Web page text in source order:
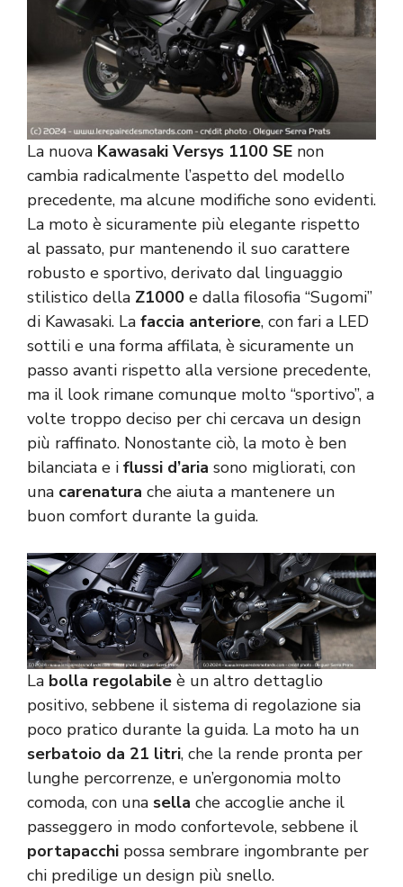
La nuova Kawasaki Versys 1100 SE non
cambia radicalmente l’aspetto del modello
precedente, ma alcune modifiche sono evidenti.
La moto è sicuramente più elegante rispetto
al passato, pur mantenendo il suo carattere
robusto e sportivo, derivato dal linguaggio
stilistico della Z1000 e dalla filosofia “Sugomi”
di Kawasaki. La faccia anteriore, con fari a LED
sottili e una forma affilata, è sicuramente un
passo avanti rispetto alla versione precedente,
ma il look rimane comunque molto “sportivo”, a
volte troppo deciso per chi cercava un design
più raffinato. Nonostante ciò, la moto è ben
bilanciata e i flussi d’aria sono migliorati, con
una carenatura che aiuta a mantenere un
buon comfort durante la guida.
La bolla regolabile è un altro dettaglio
positivo, sebbene il sistema di regolazione sia
poco pratico durante la guida. La moto ha un
serbatoio da 21 litri, che la rende pronta per
lunghe percorrenze, e un’ergonomia molto
comoda, con una sella che accoglie anche il
passeggero in modo confortevole, sebbene il
portapacchi possa sembrare ingombrante per
chi predilige un design più snello.